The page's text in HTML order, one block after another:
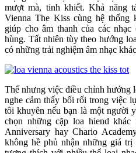
mượt mà, tinh khiết. Khả năng
Vienna The Kiss cùng hệ thống
giúp cho âm thanh của các
hùng. Tất nhiên tùy theo hướng
có những trải nghiệm âm nhạc
Thế nhưng việc điều chỉnh hướng
nghe cảm thấy bối rối trong việc
tôi khuyên nếu bạn là một người
chọn những cặp loa hiend khác
Anniversary hay Chario
không hề phủ nhận những giá